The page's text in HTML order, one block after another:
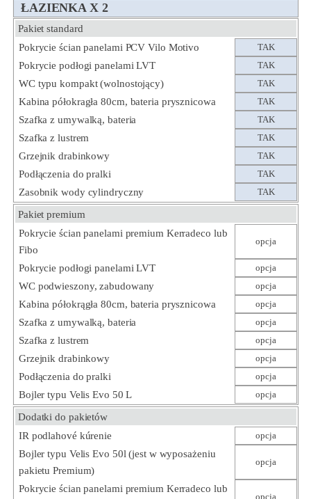
ŁAZIENKA X 2
Pakiet standard
Pokrycie ścian panelami PCV Vilo Motivo
TAK
Pokrycie podłogi panelami LVT TAK
WC typu kompakt (wolnostojący) TAK
Kabina półokragła 80cm, bateria prysznicowa TAK
Szafka z umywalką, bateria TAK
Szafka z lustrem TAK
Grzejnik drabinkowy TAK
Podłączenia do pralki TAK
Zasobnik wody cylindryczny TAK
Pakiet premium
Pokrycie ścian panelami premium Kerradeco lub
Fibo
opcja
Pokrycie podłogi panelami LVT opcja
WC podwieszony, zabudowany opcja
Kabina półokrągła 80cm, bateria prysznicowa opcja
Szafka z umywalką, bateria opcja
Szafka z lustrem opcja
Grzejnik drabinkowy opcja
Podłączenia do pralki opcja
Bojler typu Velis Evo 50 L opcja
Dodatki do pakietów
IR podlahové kúrenie
opcja
Bojler typu Velis Evo 50l (jest w wyposażeniu
pakietu Premium)
opcja
Pokrycie ścian panelami premium Kerradeco lub
opcja